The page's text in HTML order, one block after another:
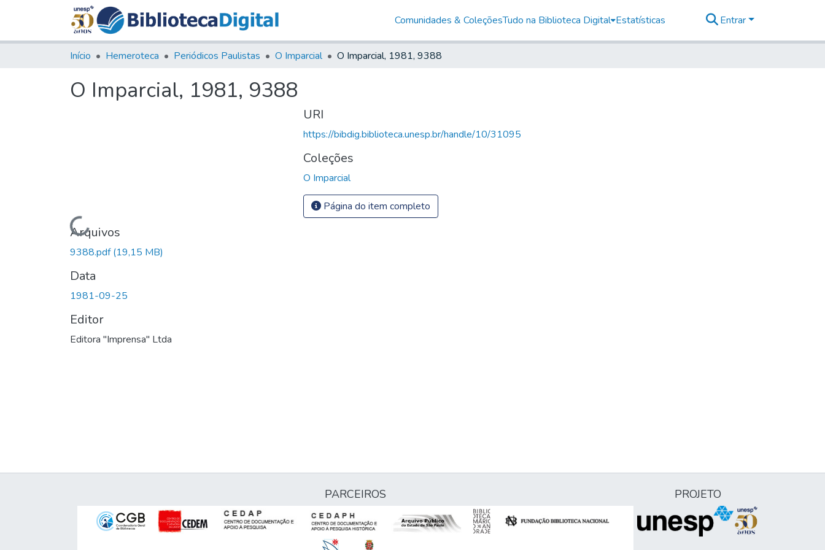
Comunidades & ColeçõesTudo na Biblioteca Digital Estatísticas Entrar
Início Hemeroteca Periódicos Paulistas O Imparcial O Imparcial, 1981, 9388
O Imparcial, 1981, 9388
Carregando...
Arquivos
9388.pdf(19,15 MB)
Data
1981-09-25
Editor
Editora "Imprensa" Ltda
URI
https://bibdig.biblioteca.unesp.br/handle/10/31095
Coleções
O Imparcial
Página do item completo
PARCEIROS PROJETO